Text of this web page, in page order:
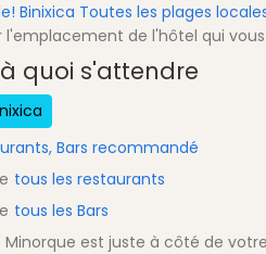
Binixica Toutes les plages
l'emplacement de l'hôtel qui
à quoi s'attendre
Bars recommandé
tous les restaurants
tous les Bars
est juste à côté de